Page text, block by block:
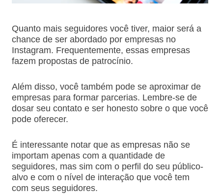
Quanto mais seguidores você tiver, maior será a
chance de ser abordado por empresas no
Instagram. Frequentemente, essas empresas
fazem propostas de patrocínio.
Além disso, você também pode se aproximar de
empresas para formar parcerias. Lembre-se de
dosar seu contato e ser honesto sobre o que você
pode oferecer.
É interessante notar que as empresas não se
importam apenas com a quantidade de
seguidores, mas sim com o perfil do seu público-
alvo e com o nível de interação que você tem
com seus seguidores.